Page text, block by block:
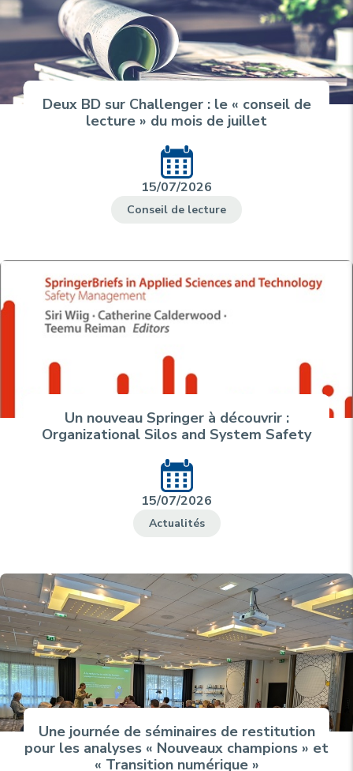
Deux BD sur Challenger : le « conseil de
lecture » du mois de juillet
15/07/2026
Conseil de lecture
Un nouveau Springer à découvrir :
Organizational Silos and System Safety
15/07/2026
Actualités
Une journée de séminaires de restitution
pour les analyses « Nouveaux champions » et
« Transition numérique »